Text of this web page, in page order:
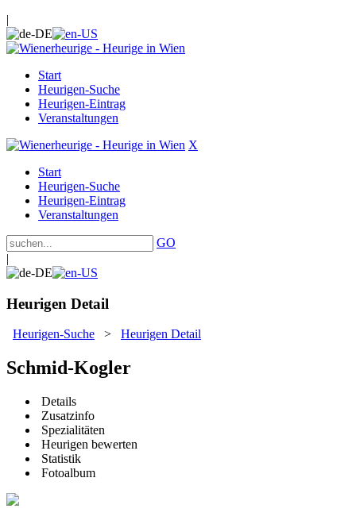
|
Start
Heurigen-Suche
Heurigen-Eintrag
Veranstaltungen
X
Start
Heurigen-Suche
Heurigen-Eintrag
Veranstaltungen
GO
|
Heurigen Detail
Heurigen-Suche > Heurigen Detail
Schmid-Kogler
Details
Zusatzinfo
Spezialitäten
Heurigen bewerten
Statistik
Fotoalbum